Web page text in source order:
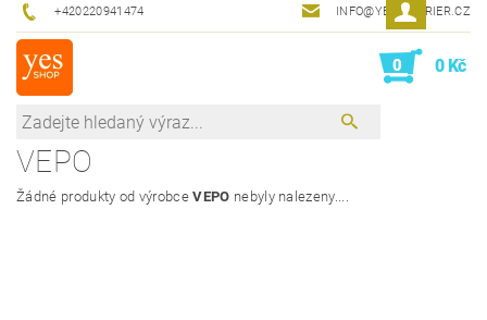
+420220941474 INFO@YESINTERIER.CZ
0 0 Kč
VEPO
Žádné produkty od výrobceVEPO nebyly nalezeny....